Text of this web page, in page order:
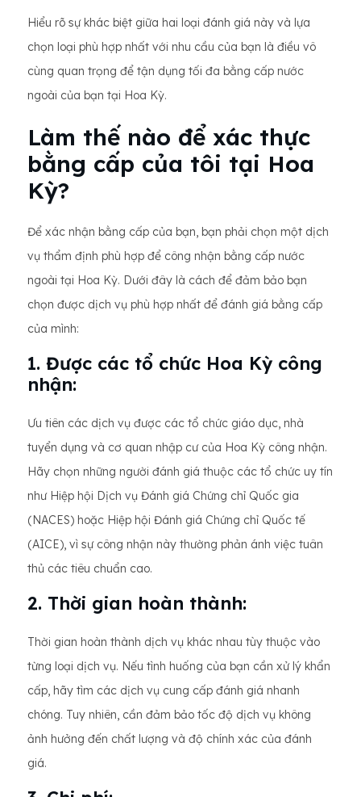
Hiểu rõ sự khác biệt giữa hai loại đánh giá này và lựa
chọn loại phù hợp nhất với nhu cầu của bạn là điều vô
cùng quan trọng để tận dụng tối đa bằng cấp nước
ngoài của bạn tại Hoa Kỳ.
Làm thế nào để xác thực
bằng cấp của tôi tại Hoa
Kỳ?
Để xác nhận bằng cấp của bạn, bạn phải chọn một dịch
vụ thẩm định phù hợp để công nhận bằng cấp nước
ngoài tại Hoa Kỳ. Dưới đây là cách để đảm bảo bạn
chọn được dịch vụ phù hợp nhất để đánh giá bằng cấp
của mình:
1. Được các tổ chức Hoa Kỳ công
nhận:
Ưu tiên các dịch vụ được các tổ chức giáo dục, nhà
tuyển dụng và cơ quan nhập cư của Hoa Kỳ công nhận.
Hãy chọn những người đánh giá thuộc các tổ chức uy tín
như Hiệp hội Dịch vụ Đánh giá Chứng chỉ Quốc gia
(NACES) hoặc Hiệp hội Đánh giá Chứng chỉ Quốc tế
(AICE), vì sự công nhận này thường phản ánh việc tuân
thủ các tiêu chuẩn cao.
2. Thời gian hoàn thành:
Thời gian hoàn thành dịch vụ khác nhau tùy thuộc vào
từng loại dịch vụ. Nếu tình huống của bạn cần xử lý khẩn
cấp, hãy tìm các dịch vụ cung cấp đánh giá nhanh
chóng. Tuy nhiên, cần đảm bảo tốc độ dịch vụ không
ảnh hưởng đến chất lượng và độ chính xác của đánh
giá.